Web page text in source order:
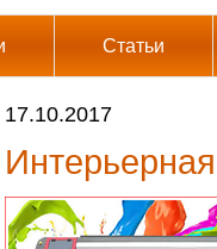
Статьи
17.10.2017